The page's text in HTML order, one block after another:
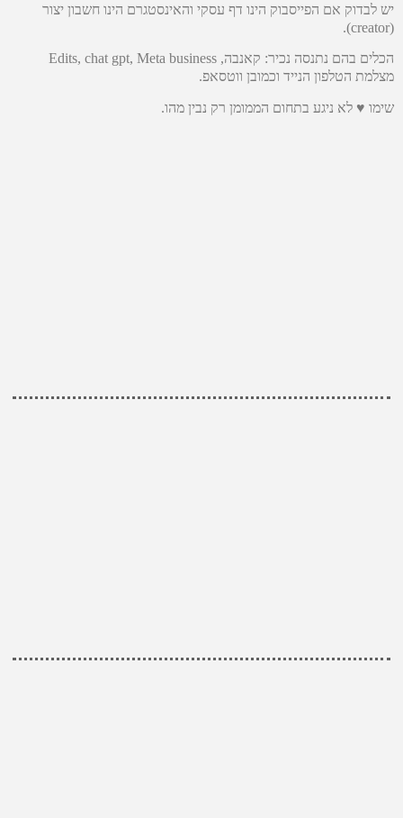
יש לבדוק אם הפייסבוק הינו דף עסקי והאינסטגרם הינו חשבון יצור
(creator).
הכלים בהם נתנסה נכיר: קאנבה, Edits, chat gpt, Meta business
מצלמת הטלפון הנייד וכמובן ווטסאפ.
שימו ♥ לא ניגע בתחום הממומן רק נבין מהו.